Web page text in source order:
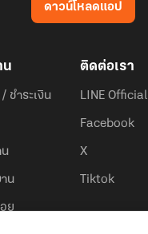
ดาวน์โหลดแอป
น
ชำระเงิน
น
น
ย
ติดต่อเรา
LINE Official
Facebook
X
Tiktok